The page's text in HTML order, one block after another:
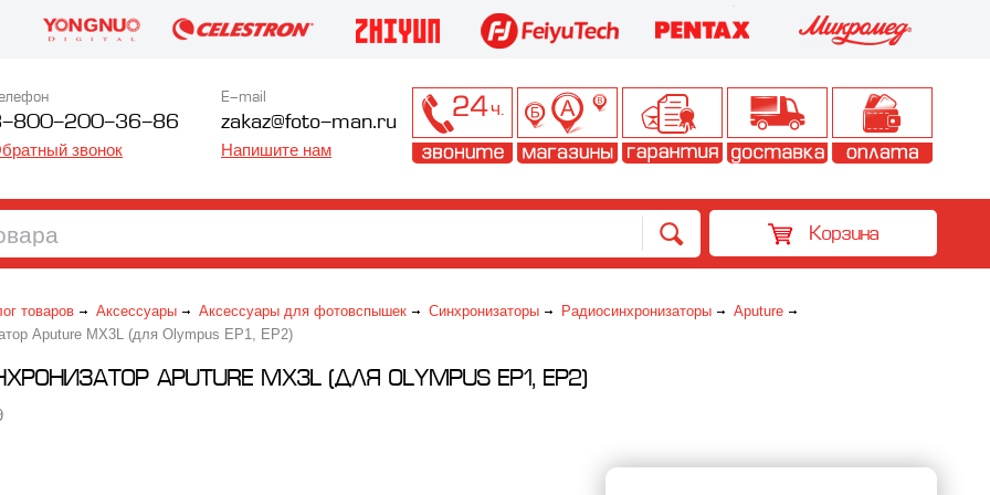
800-200-36-86
звонок
E-mail
zakaz@foto-man.ru
Напишите нам
Корзина
товаров Аксессуары Аксессуары для фотовспышек Синхронизаторы Радиосинхронизаторы
Aputure
Aputure MX3L (для Olympus EP1, EP2)
APUTURE MX3L (ДЛЯ OLYMPUS EP1, EP2)